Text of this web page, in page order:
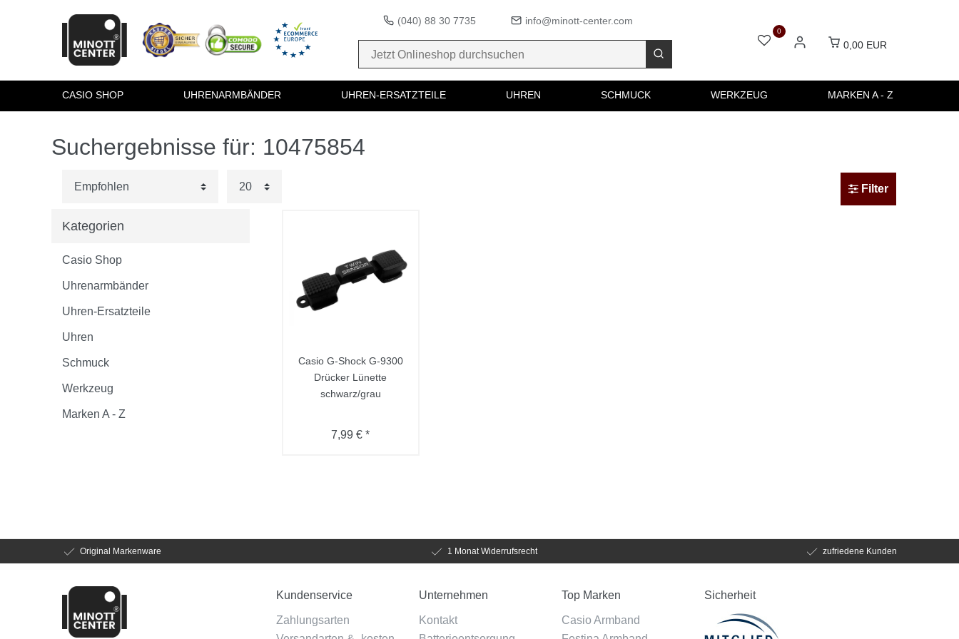
(040) 88 30 7735 info@minott-center.com
0
0,00 EUR
CASIO SHOP UHRENARMBÄNDER UHREN-ERSATZTEILE UHREN SCHMUCK WERKZEUG MARKEN A - Z
Suchergebnisse für: 10475854
Filter
Kategorien
Casio Shop
Uhrenarmbänder
Uhren-Ersatzteile
Uhren
Schmuck
Werkzeug
Marken A - Z
Casio G-Shock G-9300
Drücker Lünette
schwarz/grau
7,99 € *
Original Markenware 1 Monat Widerrufsrecht zufriedene Kunden
Kundenservice
Zahlungsarten
Unternehmen
Kontakt
Top Marken
Casio Armband
Sicherheit